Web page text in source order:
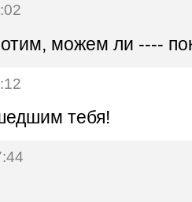
можем ли ----
тебя!